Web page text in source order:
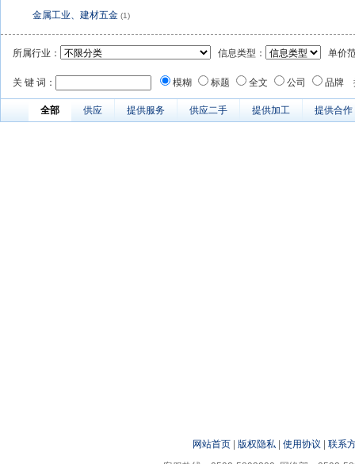
金属工业、建材五金 (1)
所属行业： 信息类型： 单价
关 键 词： 模糊 标题 全文 公司 品牌
全部 供应 提供服务 供应二手 提供加工 提供合作
网站首页 版权隐私 使用协议
联系